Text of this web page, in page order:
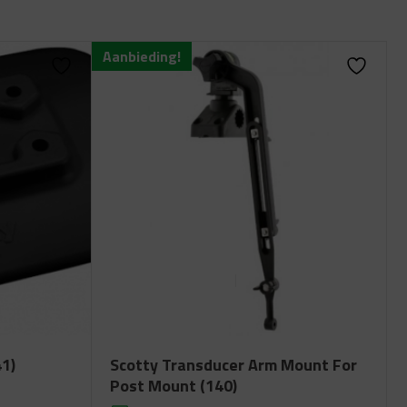
Scotty Transducer Arm Mount For
Post Mount (140)
Aanbieding!